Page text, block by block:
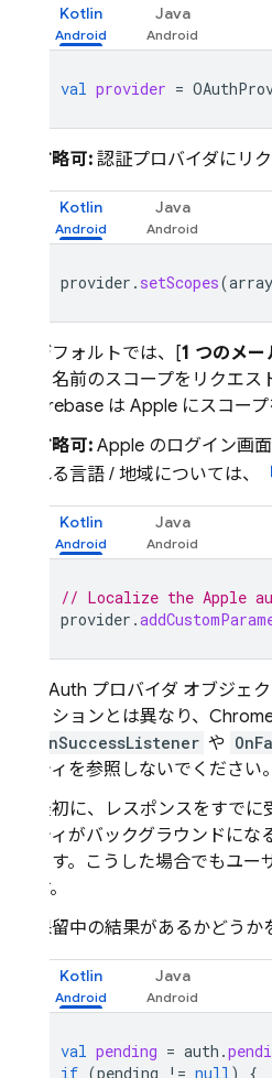
Kotlin Java
val provider =
省略可: 認証プロバイダにリ
Kotlin Java
provider . setScopes(
デフォルトでは、[1 つのメ
と名前のスコープをリクエ
Firebase は Apple にスコー
省略可:Apple のログイン画
れる言語 / 地域については、
Kotlin Java
// Localize the Apple
provider .
OAuth プロバイダ オブジェ
ーションとは異なり、
OnSuccessListener や
ティを参照しないでください。
最初に、レスポンスをすで
ティがバックグラウンドに
ます。こうした場合でもユ
す。
保留中の結果があるかどうか
Kotlin Java
val pending = auth .
if (pending != null ) {